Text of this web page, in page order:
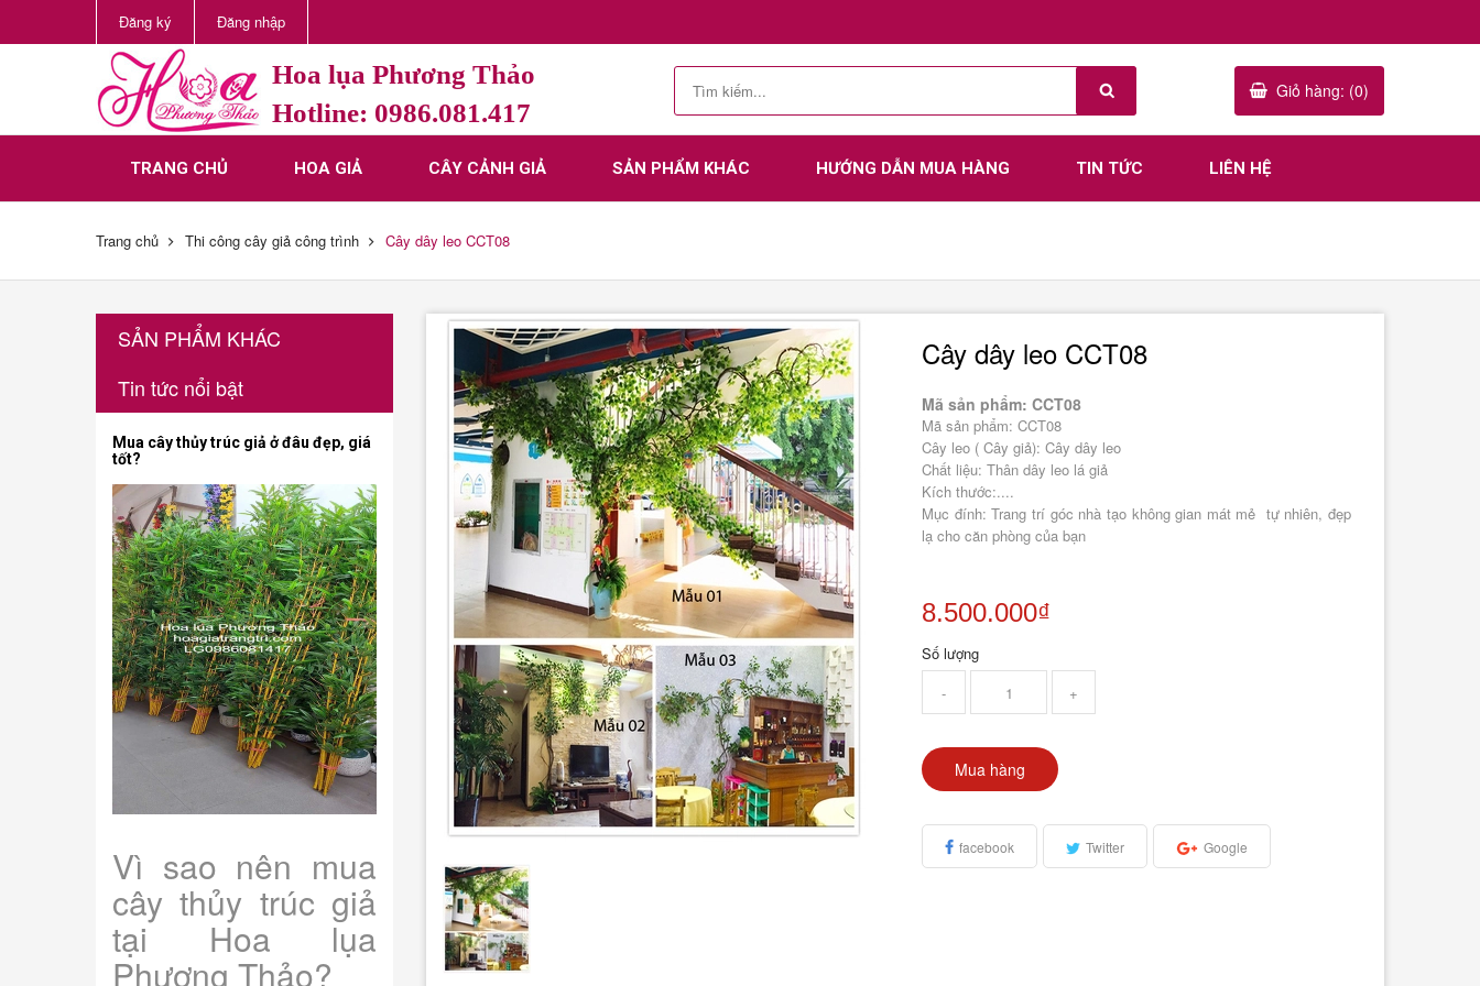
Đăng ký Đăng nhập
Hoa lụa Phương Thảo
Hotline: 0986.081.417
Giỏ hàng: (0)
TRANG CHỦ HOA GIẢ CÂY CẢNH GIẢ SẢN PHẨM KHÁC HƯỚNG DẪN MUA HÀNG TIN TỨC LIÊN HỆ
Trang chủ Thi công cây giả công trình Cây dây leo CCT08
Cây dây leo CCT08
Mã sản phẩm: CCT08
Mã sản phẩm: CCT08
Cây leo ( Cây giả): Cây dây leo
Chất liệu: Thân dây leo lá giả
Kích thước:....
Mục đính: Trang trí góc nhà tạo không gian mát mẻ tự nhiên, đẹp
lạ cho căn phòng của bạn
8.500.000₫
Số lượng
-
+
Mua hàng
facebook Twitter Google
SẢN PHẨM KHÁC
Tin tức nổi bật
Mua cây thủy trúc giả ở đâu đẹp, giá
tốt?
Vì sao nên mua
cây thủy trúc giả
tại Hoa lụa
Phương Thảo?